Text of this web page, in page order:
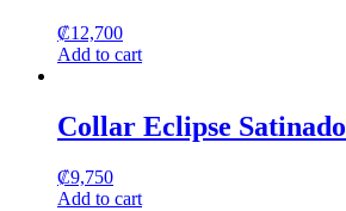
₡12,700
Add to cart
Collar Eclipse Satinado
₡9,750
Add to cart